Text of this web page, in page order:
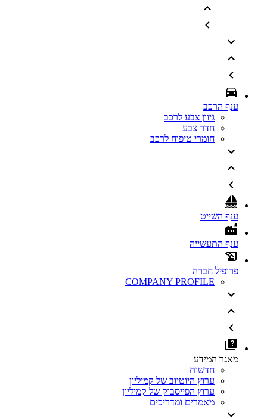
ענף הרכב
גיוון צבע לרכב
חדר צבע
חומרי טיפוח לרכב
ענף השייט
ענף התעשייה
פרופיל חברה
COMPANY PROFILE
מאגר המידע
חדשות
ערוץ היוטיוב של קמיליון
ערוץ הפייסבוק של קמיליון
מאמרים ומדריכים